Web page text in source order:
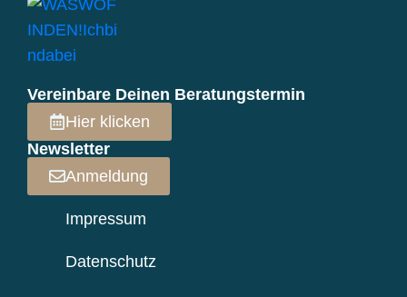
Vereinbare Deinen Beratungstermin
Hier klicken
Newsletter
Anmeldung
Impressum
Datenschutz